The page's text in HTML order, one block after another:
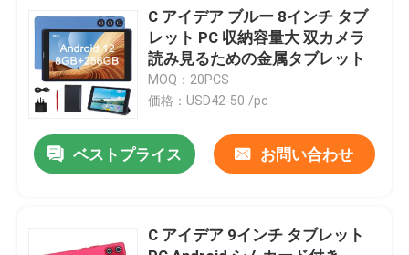
製品
C アイデア ブルー 8インチ タブ
レット PC 収納容量大 双カメラ
読み見るための金属タブレット
MOQ：20PCS
価格：USD42-50 /pc
ベストプライス お問い合わせ
C アイデア 9インチ タブレット